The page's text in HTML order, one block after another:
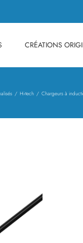
CRÉATIONS
Hi-tech Chargeurs à